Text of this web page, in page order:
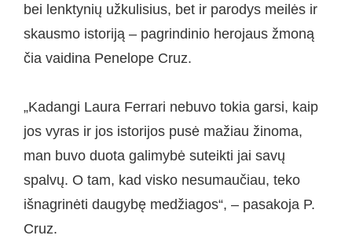
bei lenktynių užkulisius, bet ir parodys meilės ir
skausmo istoriją – pagrindinio herojaus žmoną
čia vaidina Penelope Cruz.
„Kadangi Laura Ferrari nebuvo tokia garsi, kaip
jos vyras ir jos istorijos pusė mažiau žinoma,
man buvo duota galimybė suteikti jai savų
spalvų. O tam, kad visko nesumaučiau, teko
išnagrinėti daugybę medžiagos“, – pasakoja P.
Cruz.